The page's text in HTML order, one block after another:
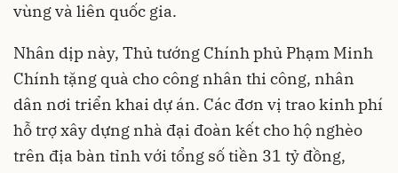
vùng và liên quốc gia.
Nhân dịp này, Thủ tướng Chính phủ Phạm Minh
Chính tặng quà cho công nhân thi công, nhân
dân nơi triển khai dự án. Các đơn vị trao kinh phí
hỗ trợ xây dựng nhà đại đoàn kết cho hộ nghèo
trên địa bàn tỉnh với tổng số tiền 31 tỷ đồng,